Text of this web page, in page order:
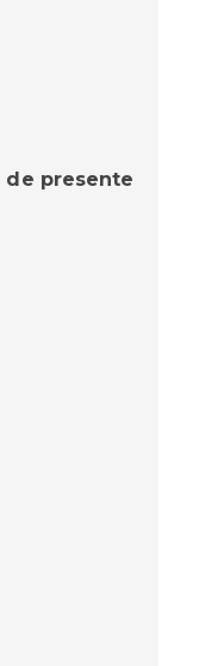
de presente